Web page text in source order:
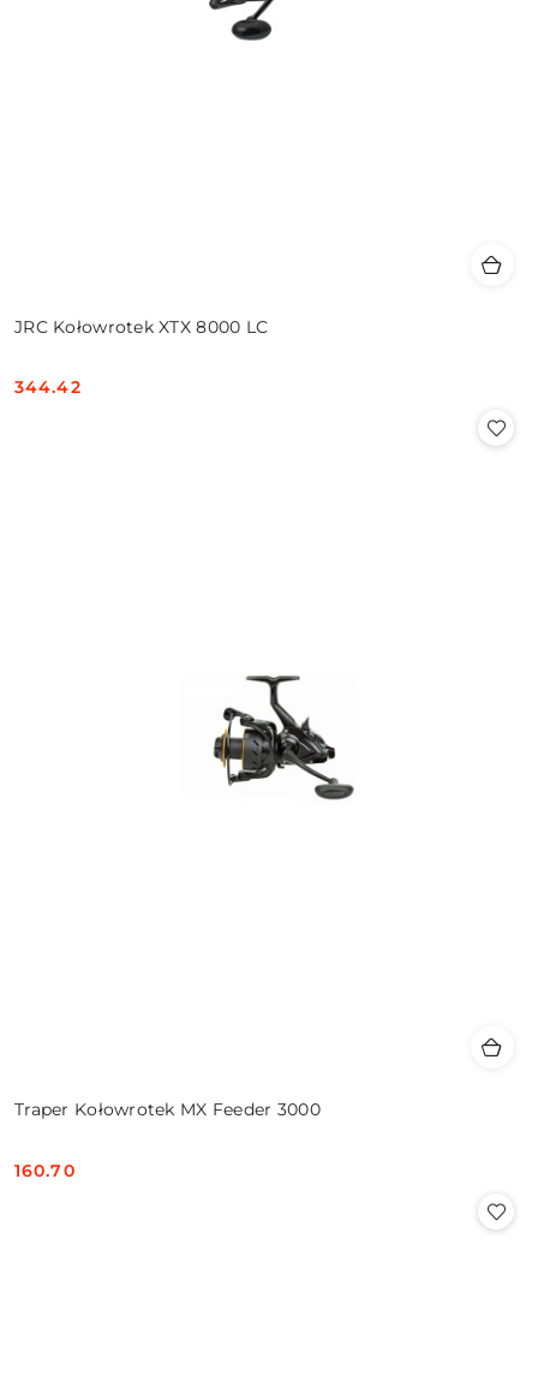
JRC Kołowrotek XTX 8000 LC
Cena:
344.42
Traper Kołowrotek MX Feeder 3000
Cena:
160.70